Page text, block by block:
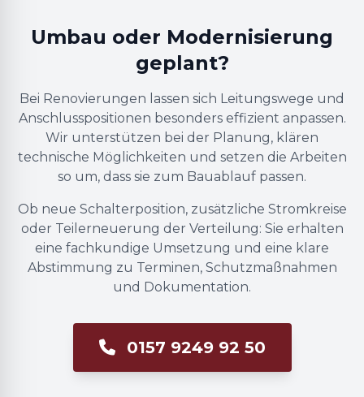
Umbau oder Modernisierung
geplant?
Bei Renovierungen lassen sich Leitungswege und
Anschlusspositionen besonders effizient anpassen.
Wir unterstützen bei der Planung, klären
technische Möglichkeiten und setzen die Arbeiten
so um, dass sie zum Bauablauf passen.
Ob neue Schalterposition, zusätzliche Stromkreise
oder Teilerneuerung der Verteilung: Sie erhalten
eine fachkundige Umsetzung und eine klare
Abstimmung zu Terminen, Schutzmaßnahmen
und Dokumentation.
0157 9249 92 50